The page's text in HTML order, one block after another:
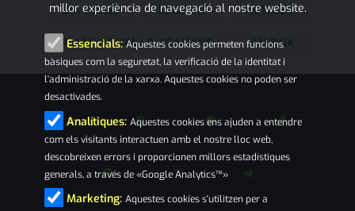
DIA DONES SOCIETAT NOTÍCIES
PALAU-SOLITÀ I PLEGAMANS L'ALZINA
millor experiència de navegació al nostre website.
Essencials: Aquestes cookies permeten funcions
bàsiques com la seguretat, la verificació de la identitat i
l'administració de la xarxa. Aquestes cookies no poden ser
desactivades.
Analítiques: Aquestes cookies ens ajuden a entendre
com els visitants interactuen amb el nostre lloc web,
descobreixen errors i proporcionen millors estadístiques
generals, a través de «Google Analytics™»
Marketing: Aquestes cookies s'utilitzen per a